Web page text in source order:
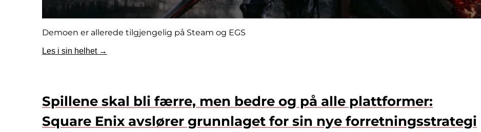
Demoen er allerede tilgjengelig på Steam og EGS
Les i sin helhet →
Spillene skal bli færre, men bedre og på alle plattformer:
Square Enix avslører grunnlaget for sin nye forretningsstrategi